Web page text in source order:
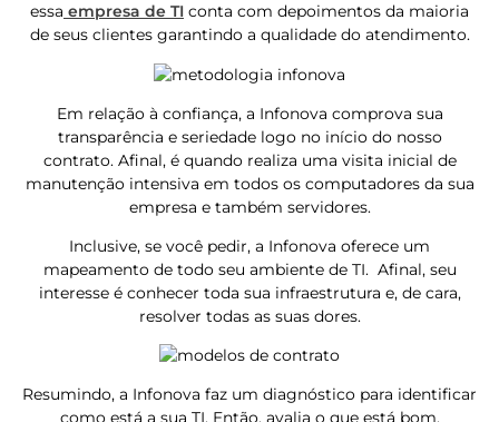
essa empresa de TI conta com depoimentos da maioria
de seus clientes garantindo a qualidade do atendimento.
Em relação à confiança, a Infonova comprova sua
transparência e seriedade logo no início do nosso
contrato. Afinal, é quando realiza uma visita inicial de
manutenção intensiva em todos os computadores da sua
empresa e também servidores.
Inclusive, se você pedir, a Infonova oferece um
mapeamento de todo seu ambiente de TI. Afinal, seu
interesse é conhecer toda sua infraestrutura e, de cara,
resolver todas as suas dores.
Resumindo, a Infonova faz um diagnóstico para identificar